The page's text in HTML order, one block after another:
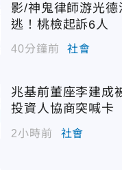
影/神鬼律師游光
逃！桃檢起訴6人
40分鐘前 社會
兆基前董座李建成
投資人協商突喊卡
2小時前 社會